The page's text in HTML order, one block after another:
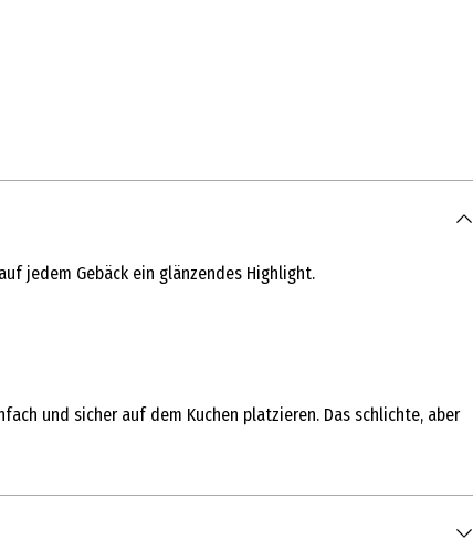
jedem Gebäck ein glänzendes Highlight.
und sicher auf dem Kuchen platzieren. Das schlichte, aber